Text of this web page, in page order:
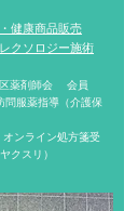
健康商品販売
クソロジー施術
区薬剤師会 会員
問服薬指導（介護保
オンライン処方箋受
クスリ）